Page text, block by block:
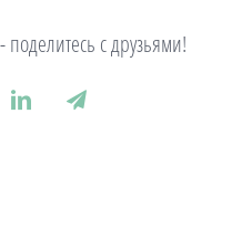
с друзьями!
LinkedInTelegram